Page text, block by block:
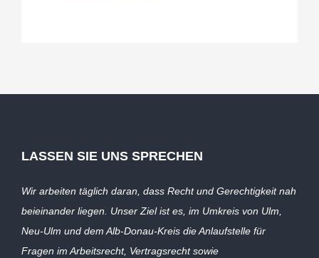
LASSEN SIE UNS SPRECHEN
Wir arbeiten täglich daran, dass Recht und Gerechtigkeit nah
beieinander liegen. Unser Ziel ist es, im Umkreis von Ulm,
Neu-Ulm und dem Alb-Donau-Kreis die Anlaufstelle für
Fragen im Arbeitsrecht, Vertragsrecht sowie